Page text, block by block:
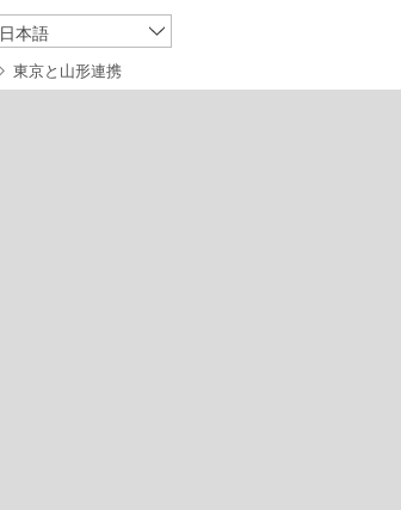
日本語
東京と山形連携